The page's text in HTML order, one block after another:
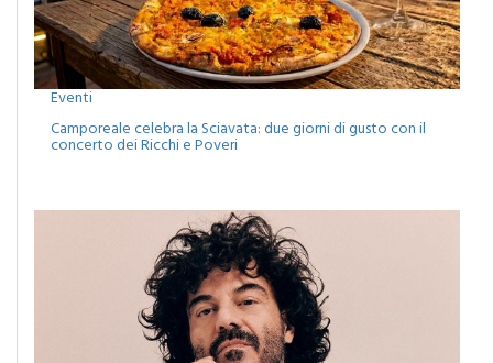
Eventi
Camporeale celebra la Sciavata: due giorni di gusto con il
concerto dei Ricchi e Poveri